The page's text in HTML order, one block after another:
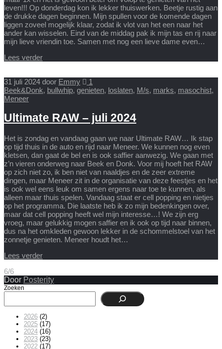
leven!!! Op donderdag kon ik lekker thuiswerken. Beetje rustig aan
de drukke dagen beginnen. Mijn spullen voor de komende dagen
liggen zoveel mogelijk klaar, zodat ik vlot van het een naar het
ander kan wisselen. Eind van de middag pak ik mijn tas en rij naar
mijn lieve vriendin toe. Samen met nog een lieve dame even…
Lees verder
31 juli 2024 door Emmy
1
Beek&Donk, bullwhip, genieten, loslaten, M/s, marks, masochist,
Meneer
Ultimate RAW – juli 2024
Het is zondag en vandaag gaan we naar Ultimate RAW… Ik stap
op tijd thuis in de auto en rijd naar Meneer. We kunnen nog even
kletsen, dan gaat de bel en is ook saffier aanwezig. We gaan met
z’n vieren onderweg naar Beek en Donk. Voor mij hoeft het RAW
op zich niet zo, ik ben niet van naaldjes en de zeer extreme
dingen, maar Meneer zit in de organisatie van deze feestjes en het
is ook wel eens leuk om samen ergens naar toe te kunnen, als
alleen maar thuis spelen. Vandaag staat er cell popping en nietjes
op het programma. Die laatste heb ik zo mijn bedenkingen over,
maar dat cell popping heeft wel mijn interesse…! We zijn erg
vroeg, maar gelukkig mogen saffier en ik ook op tijd naar binnen,
dus na het omkleden gewoon lekker in de schommelstoel van het
zonnetje genieten. Meneer houdt het…
Lees verder
6/6
Door Posterity
Zoeken
2026 (2)
2025 (17)
2024 (16)
2023 (23)
2022 (17)